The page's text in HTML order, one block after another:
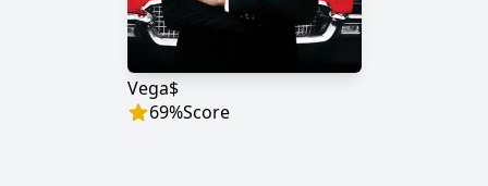
Vega$
69%Score